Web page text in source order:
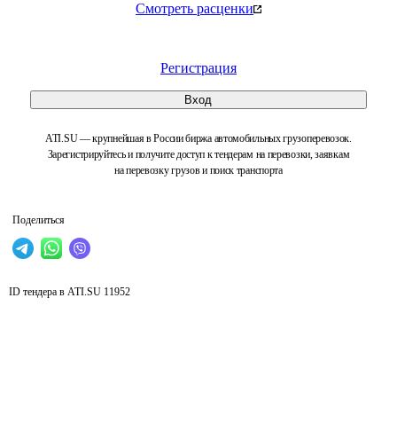
Смотреть расценки
Регистрация
Вход
ATI.SU — крупнейшая в России биржа автомобильных грузоперевозок.
Зарегистрируйтесь и получите доступ к тендерам на перевозки, заявкам
на перевозку грузов и поиск транспорта
Поделиться
ID тендера в ATI.SU 11952